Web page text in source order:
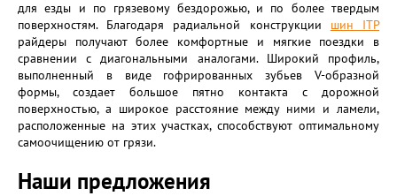
для езды и по грязевому бездорожью, и по более твердым
поверхностям. Благодаря радиальной конструкции шин ITP
райдеры получают более комфортные и мягкие поездки в
сравнении с диагональными аналогами. Широкий профиль,
выполненный в виде гофрированных зубьев V-образной
формы, создает большое пятно контакта с дорожной
поверхностью, а широкое расстояние между ними и ламели,
расположенные на этих участках, способствуют оптимальному
самоочищению от грязи.
Наши предложения